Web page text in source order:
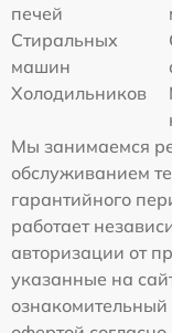
печей
Стиральных
машин
Холодильников
Мы занимаемся
обслуживанием
гарантийного
работает
авторизации от
указанные на